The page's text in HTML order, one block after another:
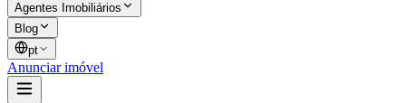
Agentes Imobiliários
Blog
pt
Anunciar imóvel